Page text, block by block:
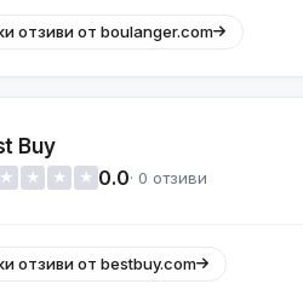
отзиви от boulanger.com
Buy
★ ★ ★ ★ 0.0· 0 отзиви
отзиви от bestbuy.com